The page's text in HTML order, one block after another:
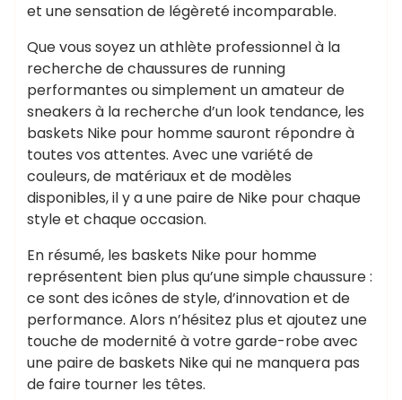
et une sensation de légèreté incomparable.
Que vous soyez un athlète professionnel à la
recherche de chaussures de running
performantes ou simplement un amateur de
sneakers à la recherche d’un look tendance, les
baskets Nike pour homme sauront répondre à
toutes vos attentes. Avec une variété de
couleurs, de matériaux et de modèles
disponibles, il y a une paire de Nike pour chaque
style et chaque occasion.
En résumé, les baskets Nike pour homme
représentent bien plus qu’une simple chaussure :
ce sont des icônes de style, d’innovation et de
performance. Alors n’hésitez plus et ajoutez une
touche de modernité à votre garde-robe avec
une paire de baskets Nike qui ne manquera pas
de faire tourner les têtes.